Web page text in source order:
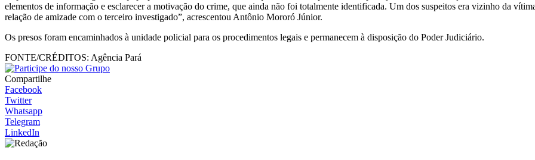
elementos de informação e esclarecer a motivação do crime, que ainda não foi totalmente identificada. Um dos suspeitos era vizinho da
relação de amizade com o terceiro investigado”, acrescentou Antônio Mororó Júnior.
Os presos foram encaminhados à unidade policial para os procedimentos legais e permanecem à disposição do Poder Judiciário.
FONTE/CRÉDITOS: Agência Pará
Compartilhe
Facebook
Twitter
Whatsapp
Telegram
LinkedIn